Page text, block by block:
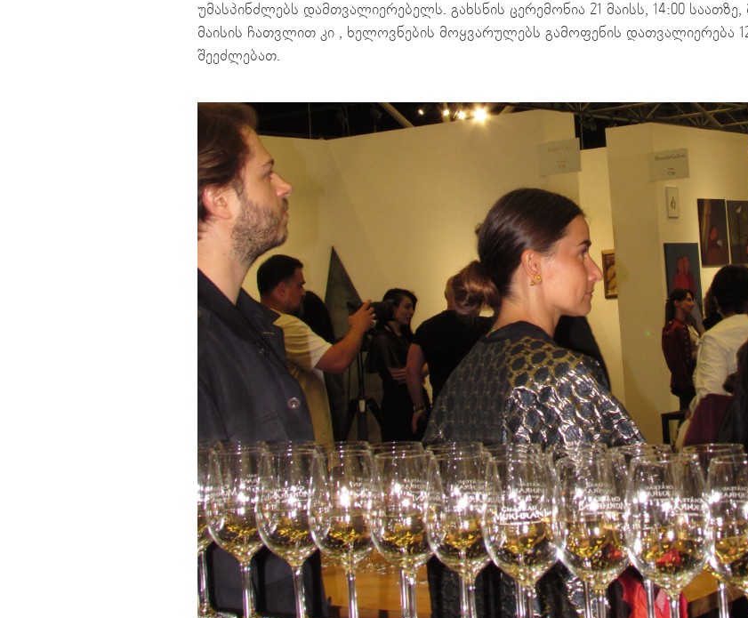
უმასპინძლებს დამთვალიერებელს. გახსნის ცერემონია 21 მაისს, 14:00
მაისის ჩათვლით კი , ხელოვნების მოყვარულებს გამოფენის დათვალიერება
შეეძლებათ.